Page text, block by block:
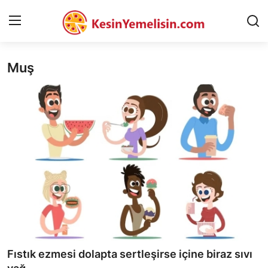
AnaSayfa
Gizlilik Sözleşmesi
Rüya Tabirleri
Diyet & Sağlıklı Beslenme
Şehirler
Helal Gıda & Dini Hükümler
Gıda Güvenliği & Bilimi
Muş
Fıstık ezmesi dolapta sertleşirse içine biraz sıvı